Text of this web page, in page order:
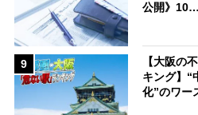
公開》10…
9
【大阪の
キング】“
化”のワー